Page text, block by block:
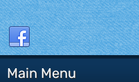
Main Menu